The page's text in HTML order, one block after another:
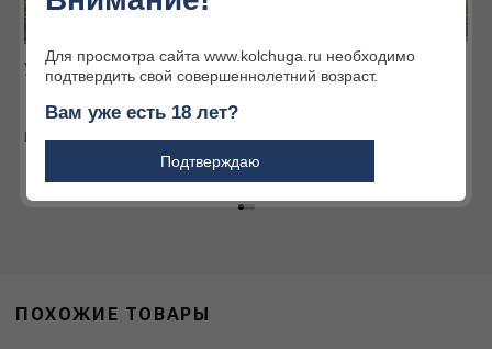
Услуги наших партнёров
Подробнее
Интернет-магазин
ПОХОЖИЕ ТОВАРЫ
Для просмотра сайта www.kolchuga.ru необходимо
подтвердить свой совершеннолетний возраст.
Вам уже есть 18 лет?
Подтверждаю